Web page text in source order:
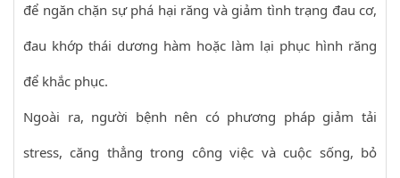
để ngăn chặn sự phá hại răng và giảm tình trạng đau cơ,
đau khớp thái dương hàm hoặc làm lại phục hình răng
để khắc phục.
Ngoài ra, người bệnh nên có phương pháp giảm tải
stress, căng thẳng trong công việc và cuộc sống, bỏ